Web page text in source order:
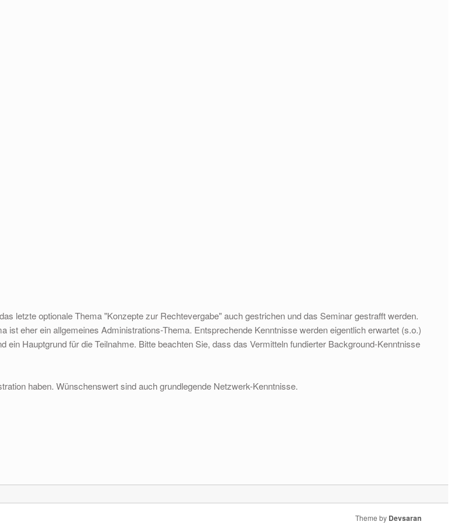
letzte optionale Thema "Konzepte zur Rechtevergabe" auch gestrichen und das Seminar gestrafft werden.
eher ein allgemeines Administrations-Thema. Entsprechende Kenntnisse werden eigentlich erwartet (s.o.)
Hauptgrund für die Teilnahme. Bitte beachten Sie, dass das Vermitteln fundierter Background-Kenntnisse
haben. Wünschenswert sind auch grundlegende Netzwerk-Kenntnisse.
Theme by Devsaran